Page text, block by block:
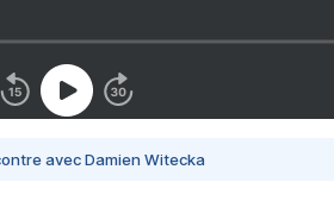
avec Damien Witecka